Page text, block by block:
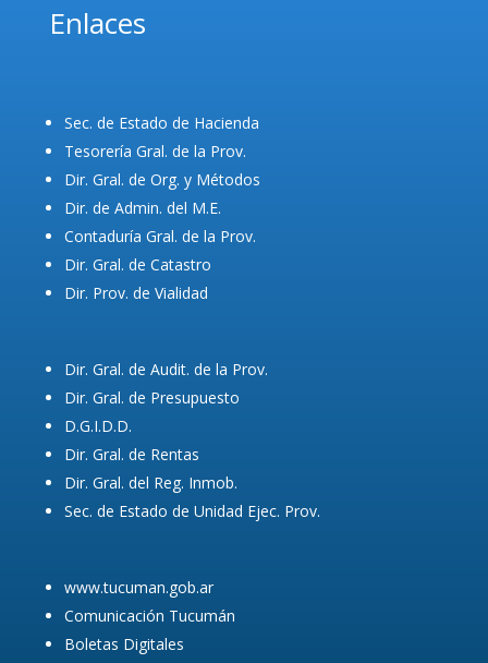
Enlaces
Sec. de Estado de Hacienda
Tesorería Gral. de la Prov.
Dir. Gral. de Org. y Métodos
Dir. de Admin. del M.E.
Contaduría Gral. de la Prov.
Dir. Gral. de Catastro
Dir. Prov. de Vialidad
Dir. Gral. de Audit. de la Prov.
Dir. Gral. de Presupuesto
D.G.I.D.D.
Dir. Gral. de Rentas
Dir. Gral. del Reg. Inmob.
Sec. de Estado de Unidad Ejec. Prov.
www.tucuman.gob.ar
Comunicación Tucumán
Boletas Digitales